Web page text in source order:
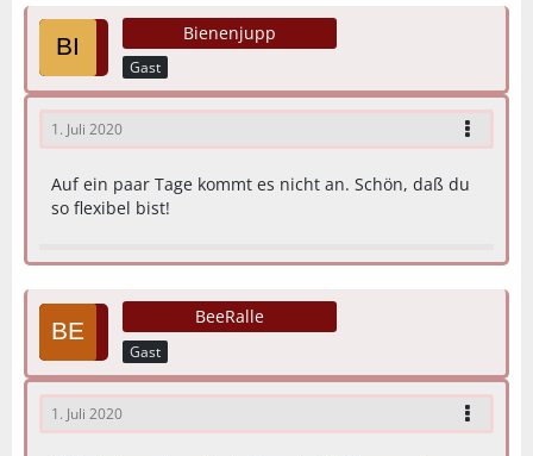
Bienenjupp
Gast
1. Juli 2020
Auf ein paar Tage kommt es nicht an. Schön, daß du
so flexibel bist!
BeeRalle
Gast
1. Juli 2020